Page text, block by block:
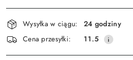
Wyślij
Dostępność
i
dostawa
Wysyłka w ciągu:
24 godziny
Cena przesyłki:
11.5